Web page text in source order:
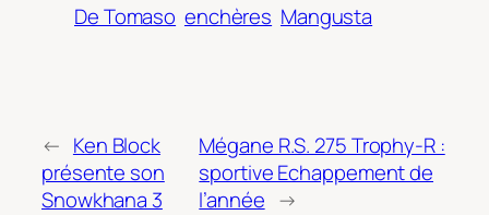
De Tomaso enchères Mangusta
← Ken Block
présente son
Snowkhana 3
Mégane R.S. 275 Trophy-R :
sportive Echappement de
l’année →